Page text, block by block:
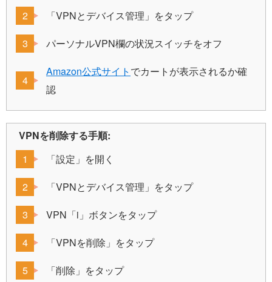
「VPNとデバイス管理」をタップ
パーソナルVPN欄の状況スイッチをオフ
Amazon公式サイト でカートが表示されるか確
認
VPNを削除する手順:
「設定」を開く
「VPNとデバイス管理」をタップ
VPN「i」ボタンをタップ
「VPNを削除」をタップ
「削除」をタップ